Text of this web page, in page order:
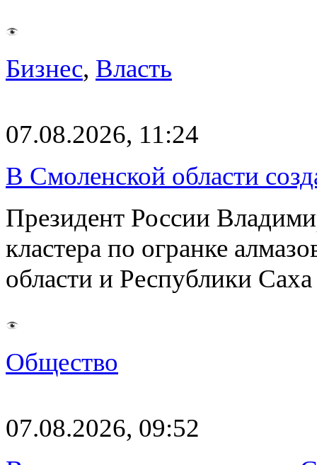
Бизнес, Власть
07.08.2026, 11:24
В Смоленской области
Президент России
кластера по огранке
области и Республики
Общество
07.08.2026, 09:52